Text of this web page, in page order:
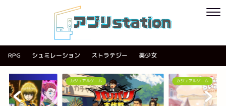
RPG シュミレーション ストラテジー 美少女
カジュアルゲーム カジュアルゲーム